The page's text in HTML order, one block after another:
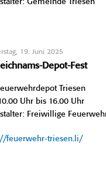
19. Juni 2025
Depot-Fest
Triesen
Uhr bis 16.00 Uhr
Freiwillige
feuerwehr-triesen.li/